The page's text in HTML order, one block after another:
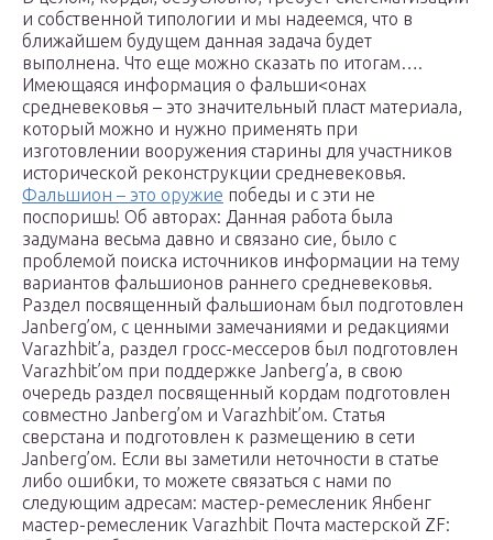
и собственной типологии и мы надеемся, что в
ближайшем будущем данная задача будет
выполнена. Что еще можно сказать по итогам….
Имеющаяся информация о фальши<онах
средневековья – это значительный пласт материала,
который можно и нужно применять при
изготовлении вооружения старины для участников
исторической реконструкции средневековья.
Фальшион – это оружие победы и с эти не
поспоришь! Об авторах: Данная работа была
задумана весьма давно и связано сие, было с
проблемой поиска источников информации на тему
вариантов фальшионов раннего средневековья.
Раздел посвященный фальшионам был подготовлен
Janberg’ом, с ценными замечаниями и редакциями
Varazhbit’a, раздел гросс-мессеров был подготовлен
Varazhbit’ом при поддержке Janberg’а, в свою
очередь раздел посвященный кордам подготовлен
совместно Janberg’ом и Varazhbit’ом. Статья
сверстана и подготовлен к размещению в сети
Janberg’ом. Если вы заметили неточности в статье
либо ошибки, то можете связаться с нами по
следующим адресам: мастер-ремесленик Янбенг
мастер-ремесленик Varazhbit Почта мастерской ZF: